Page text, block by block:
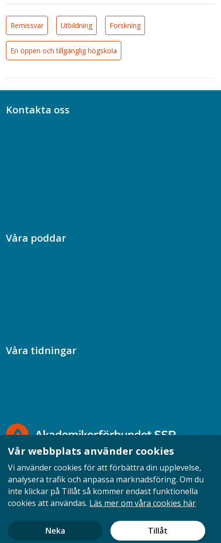
Remissvar Utbildning Forskning
En öppen och tillgänglig högskola
Kontakta oss
Våra poddar
Våra tidningar
Opinion English Personuppgifter Cookies
Ansvarig utgivare: Cecilia Sandahl
Vår webbplats använder cookies
Vi använder cookies för att förbättra din upplevelse,
analysera trafik och anpassa marknadsföring. Om du
inte klickar på Tillåt så kommer endast funktionella
cookies att användas. Läs mer om våra cookies här
Neka Tillåt